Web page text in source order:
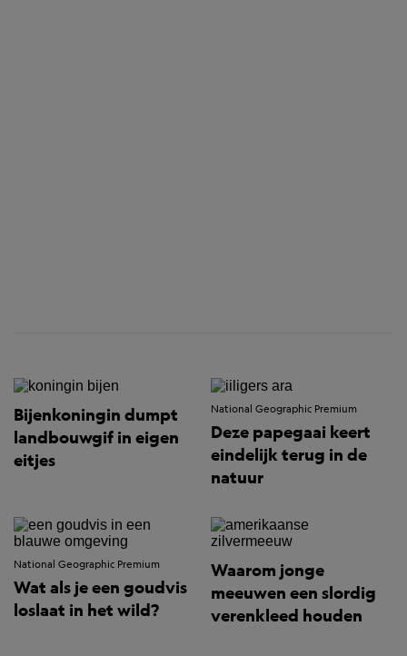
Bijenkoningin dumpt
landbouwgif in eigen
eitjes
National Geographic Premium
Deze papegaai keert
eindelijk terug in de
natuur
National Geographic Premium
Wat als je een goudvis
loslaat in het wild?
Waarom jonge
meeuwen een slordig
verenkleed houden